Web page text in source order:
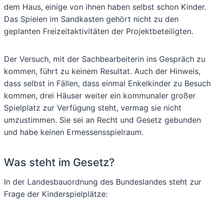
dem Haus, einige von ihnen haben selbst schon Kinder.
Das Spielen im Sandkasten gehört nicht zu den
geplanten Freizeitaktivitäten der Projektbeteiligten.
Der Versuch, mit der Sachbearbeiterin ins Gespräch zu
kommen, führt zu keinem Resultat. Auch der Hinweis,
dass selbst in Fällen, dass einmal Enkelkinder zu Besuch
kommen, drei Häuser weiter ein kommunaler großer
Spielplatz zur Verfügung steht, vermag sie nicht
umzustimmen. Sie sei an Recht und Gesetz gebunden
und habe keinen Ermessensspielraum.
Was steht im Gesetz?
In der Landesbauordnung des Bundeslandes steht zur
Frage der Kinderspielplätze: